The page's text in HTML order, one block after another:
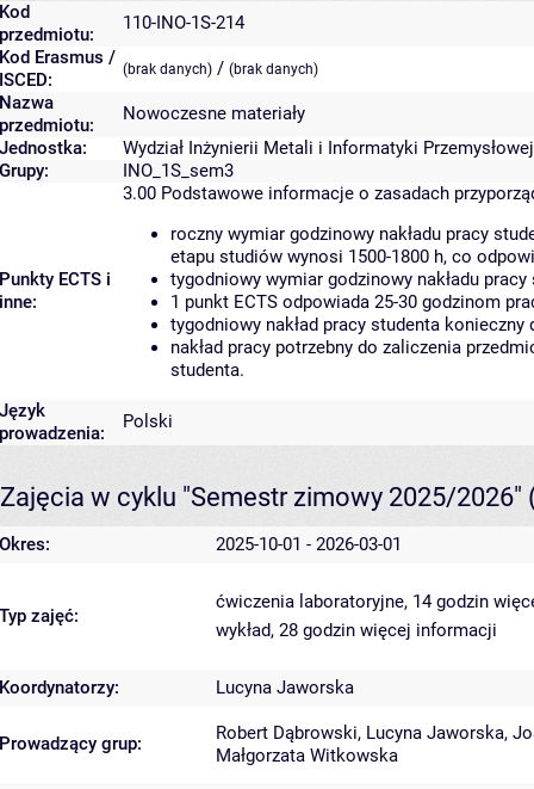
Kod
przedmiotu:
110-INO-1S-214
Kod Erasmus /
ISCED:
(brak danych) / (brak danych)
Nazwa
przedmiotu:
Nowoczesne materiały
Jednostka:
Wydział Inżynierii Metali i Informatyki Przemysłowej
Grupy:
INO_1S_sem3
Punkty ECTS i
inne:
3.00 Podstawowe informacje o zasadach
roczny wymiar godzinowy nakładu pracy
etapu studiów wynosi 1500-1800 h, co
tygodniowy wymiar godzinowy nakładu
1 punkt ECTS odpowiada 25-30 godzinom
tygodniowy nakład pracy studenta
nakład pracy potrzebny do zaliczenia
studenta.
Język
prowadzenia:
Polski
Zajęcia w cyklu "Semestr zimowy 2025/2026"
Okres: 2025-10-01 - 2026-03-01
Typ zajęć:
ćwiczenia laboratoryjne, 14 godzin
wykład, 28 godzin więcej informacji
Koordynatorzy: Lucyna Jaworska
Prowadzący grup: Robert Dąbrowski, Lucyna Jaworska,
Małgorzata Witkowska